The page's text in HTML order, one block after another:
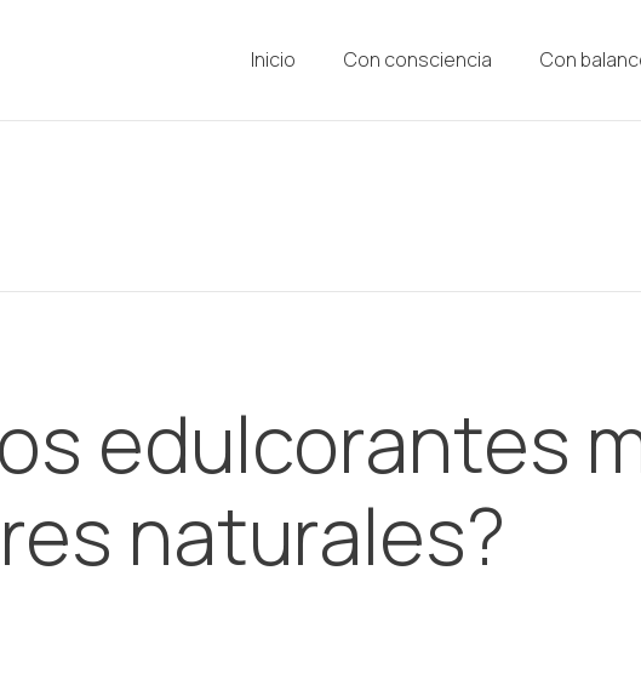
Inicio Con consciencia Con
edulcorantes
naturales?